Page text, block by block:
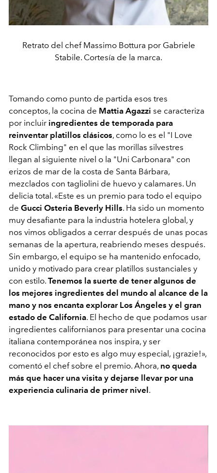
Retrato del chef Massimo Bottura por Gabriele
Stabile. Cortesía de la marca.
Tomando como punto de partida esos tres
conceptos, la cocina de Mattia Agazzi se caracteriza
por incluir ingredientes de temporada para
reinventar platillos clásicos, como lo es el "I Love
Rock Climbing" en el que las morillas silvestres
llegan al siguiente nivel o la "Uni Carbonara" con
erizos de mar de la costa de Santa Bárbara,
mezclados con tagliolini de huevo y calamares. Un
delicia total. «Este es un premio para todo el equipo
de Gucci Osteria Beverly Hills. Ha sido un momento
muy desafiante para la industria hotelera global, y
nos vimos obligados a cerrar después de unas pocas
semanas de la apertura, reabriendo meses después.
Sin embargo, el equipo se ha mantenido enfocado,
unido y motivado para crear platillos sustanciales y
con estilo. Tenemos la suerte de tener algunos de
los mejores ingredientes del mundo al alcance de la
mano y nos encanta explorar Los Ángeles y el gran
estado de California. El hecho de que podamos usar
ingredientes californianos para presentar una cocina
italiana contemporánea nos inspira, y ser
reconocidos por esto es algo muy especial, ¡grazie!»,
comentó el chef sobre el premio. Ahora, no queda
más que hacer una visita y dejarse llevar por una
experiencia culinaria de primer nivel.